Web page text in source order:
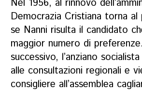
Nel 1956, al rinnovo
Democrazia Cristiana torna
se Nanni risulta il candidato
maggior numero di
successivo, l’anziano
alle consultazioni regionali e
consigliere all’assemblea